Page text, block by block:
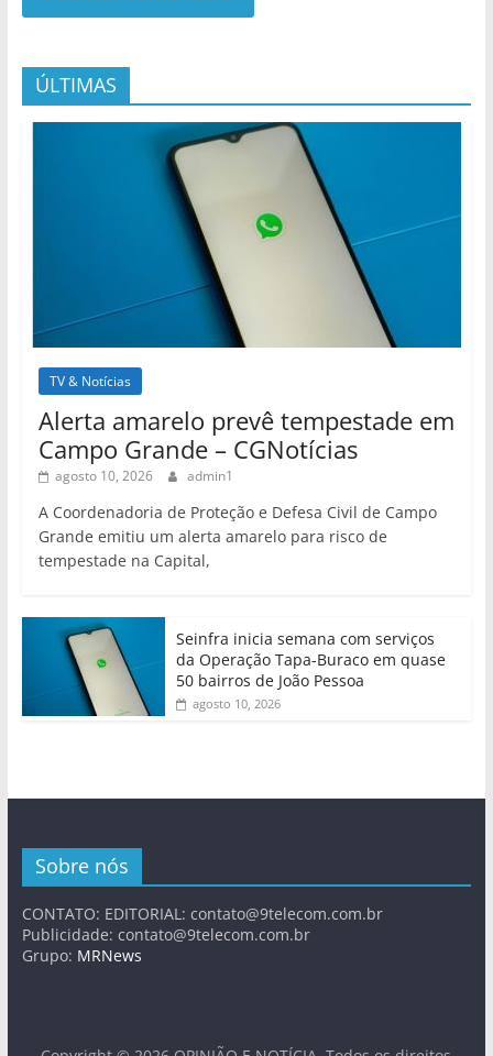
ÚLTIMAS
TV & Notícias
Alerta amarelo prevê tempestade em
Campo Grande – CGNotícias
agosto 10, 2026 admin1
A Coordenadoria de Proteção e Defesa Civil de Campo
Grande emitiu um alerta amarelo para risco de
tempestade na Capital,
Seinfra inicia semana com serviços
da Operação Tapa-Buraco em quase
50 bairros de João Pessoa
agosto 10, 2026
Sobre nós
CONTATO: EDITORIAL: contato@9telecom.com.br
Publicidade: contato@9telecom.com.br
Grupo: MRNews